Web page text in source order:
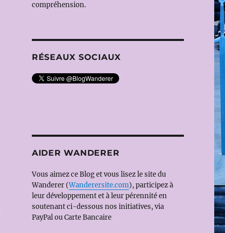
compréhension.
RÉSEAUX SOCIAUX
AIDER WANDERER
Vous aimez ce Blog et vous lisez le site du
Wanderer (Wanderersite.com), participez à
leur développement et à leur pérennité en
soutenant ci-dessous nos initiatives, via
PayPal ou Carte Bancaire